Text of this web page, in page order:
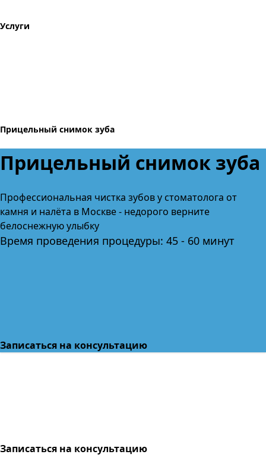
Услуги
Прицельный снимок зуба
Прицельный снимок зуба
Профессиональная чистка зубову стоматолога от
камня и налёта в Москве- недорого верните
белоснежную улыбку
Время проведения процедуры: 45 - 60 минут
Записаться на консультацию
Записаться на консультацию